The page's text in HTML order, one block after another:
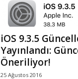
iOS 9.3.5
Yayınlandı:
Öneriliyor!
25 Ağustos 2016